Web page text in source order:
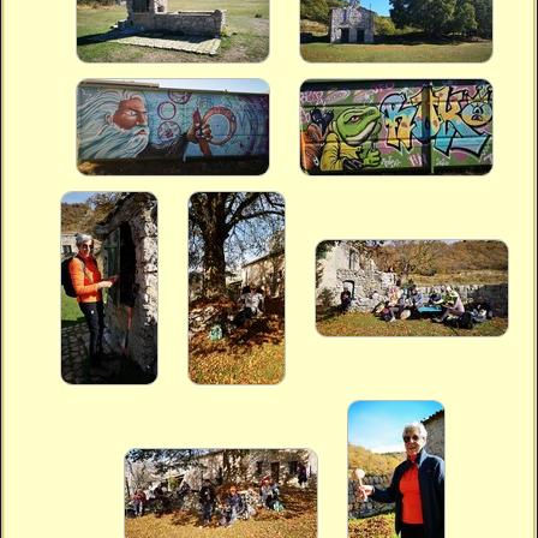
Vidéos
Vous cherchez quelque chose ?